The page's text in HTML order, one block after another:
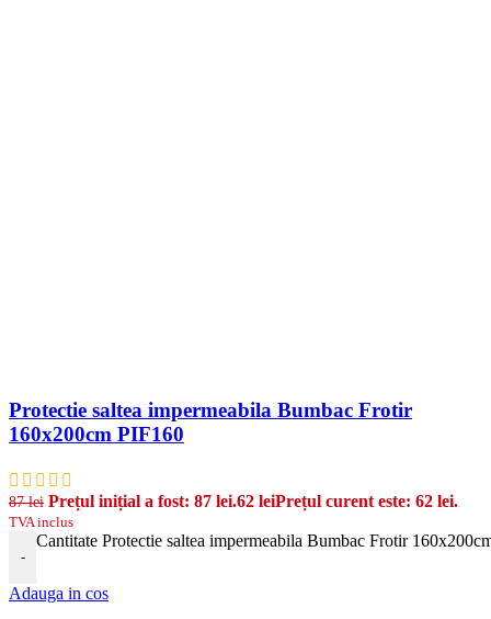
Protectie saltea impermeabila Bumbac Frotir
160x200cm PIF160
87lei Prețul inițial a fost: 87 lei.62 leiPrețul curent este: 62 lei.
TVA inclus
-
Cantitate Protectie saltea impermeabila Bumbac Frotir
Adauga in cos